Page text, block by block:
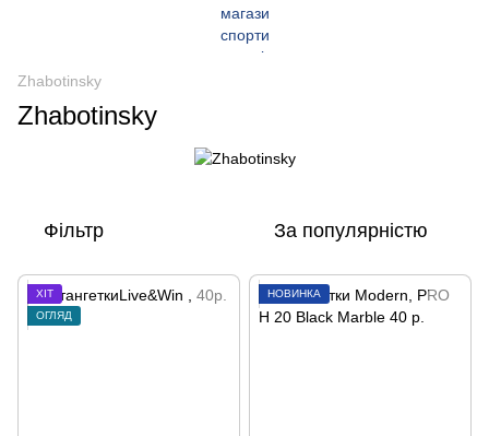
Zhabotinsky
Zhabotinsky
Фільтр За популярністю
ХІТ
ОГЛЯД
НОВИНКА